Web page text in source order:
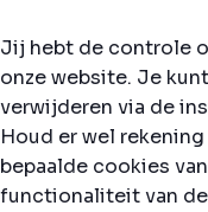
Jij hebt de controle
onze website. Je
verwijderen via de
Houd er wel
bepaalde cookies
functionaliteit van